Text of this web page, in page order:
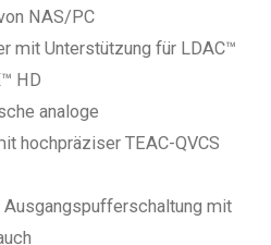
NAS/PC
mit Unterstützung für LDAC™
HD
analoge
hochpräziser TEAC-QVCS
Ausgangspufferschaltung mit